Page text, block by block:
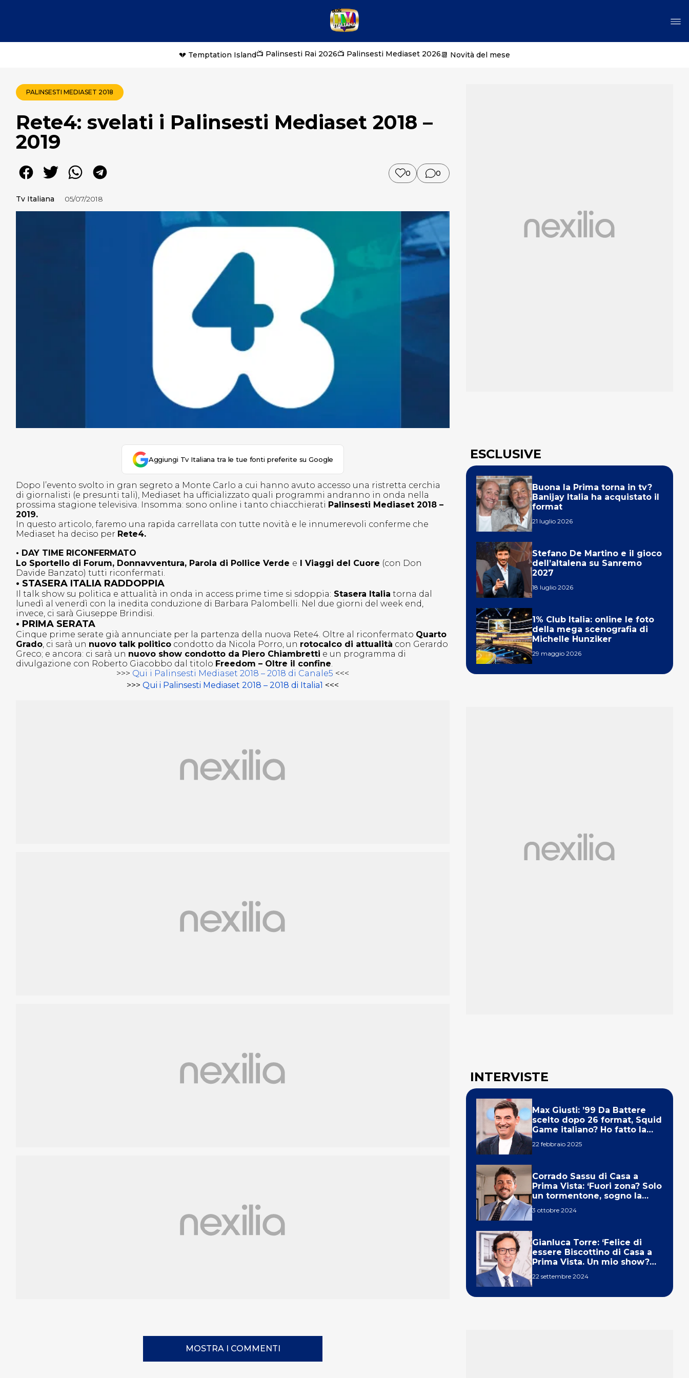
💔 Temptation Island📺 Palinsesti Rai 2026📺 Palinsesti Mediaset 2026📆 Novità del mese
PALINSESTI MEDIASET 2018
Rete4: svelati i Palinsesti Mediaset 2018 –
2019
0 0
Tv Italiana 05/07/2018
Aggiungi Tv Italiana tra le tue fonti preferite su Google
Dopo l’evento svolto in gran segreto a Monte Carlo a cui hanno avuto accesso una ristretta cerchia
di giornalisti (e presunti tali), Mediaset ha ufficializzato quali programmi andranno in onda nella
prossima stagione televisiva. Insomma: sono online i tanto chiacchierati Palinsesti Mediaset 2018 –
2019.
In questo articolo, faremo una rapida carrellata con tutte novità e le innumerevoli conferme che
Mediaset ha deciso per Rete4.
• DAY TIME RICONFERMATO
Lo Sportello di Forum, Donnavventura, Parola di Pollice Verde e I Viaggi del Cuore (con Don
Davide Banzato) tutti riconfermati.
• STASERA ITALIA RADDOPPIA
Il talk show su politica e attualità in onda in access prime time si sdoppia: Stasera Italia torna dal
lunedì al venerdì con la inedita conduzione di Barbara Palombelli. Nel due giorni del week end,
invece, ci sarà Giuseppe Brindisi.
• PRIMA SERATA
Cinque prime serate già annunciate per la partenza della nuova Rete4. Oltre al riconfermato Quarto
Grado, ci sarà un nuovo talk politico condotto da Nicola Porro, un rotocalco di attualità con Gerardo
Greco; e ancora: ci sarà un nuovo show condotto da Piero Chiambretti e un programma di
divulgazione con Roberto Giacobbo dal titolo Freedom – Oltre il confine.
>>> Qui i Palinsesti Mediaset 2018 – 2018 di Canale5 <<<
>>>Qui i Palinsesti Mediaset 2018 – 2018 di Italia1 <<<
MOSTRA I COMMENTI
ESCLUSIVE
Buona la Prima torna in tv?
Banijay Italia ha acquistato il
format
21 luglio 2026
Stefano De Martino e il gioco
dell’altalena su Sanremo
2027
18 luglio 2026
1% Club Italia: online le foto
della mega scenografia di
Michelle Hunziker
29 maggio 2026
INTERVISTE
Max Giusti: ’99 Da Battere
scelto dopo 26 format, Squid
Game italiano? Ho fatto la
22 febbraio 2025
Corrado Sassu di Casa a
Prima Vista: ‘Fuori zona? Solo
un tormentone, sogno la
3 ottobre 2024
Gianluca Torre: ‘Felice di
essere Biscottino di Casa a
Prima Vista. Un mio show?
22 settembre 2024